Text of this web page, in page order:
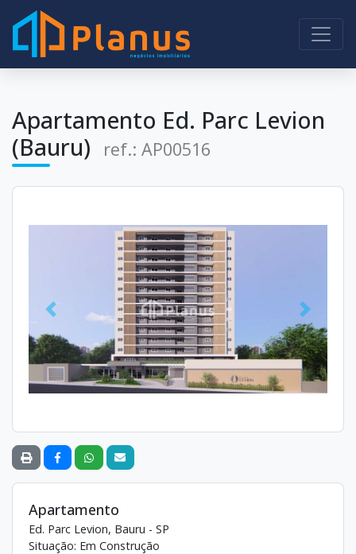
Apartamento Ed. Parc Levion
(Bauru)
ref.: AP00516
Anterior Próximo
Apartamento
Ed. Parc Levion, Bauru - SP
Situação: Em Construção